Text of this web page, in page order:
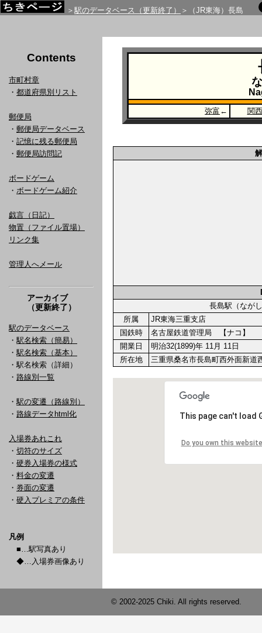
＞ 駅のデータベース（更新終了） ＞（JR東海）長島
Contents
市町村章
・ 都道府県別リスト
郵便局
・ 郵便局データベース
・ 記憶に残る郵便局
・ 郵便局訪問記
ボードゲーム
・ ボードゲーム紹介
戯言（日記）
物置（ファイル置場）
リンク集
管理人へメール
アーカイブ
（更新終了）
駅のデータベース
・ 駅名検索（簡易）
・ 駅名検索（基本）
・駅名検索（詳細）
・ 路線別一覧
・ 駅の変遷（路線別）
・ 路線データhtml化
入場券あれこれ
・ 切符のサイズ
・ 硬券入場券の様式
・ 料金の変遷
・ 券面の変遷
・ 硬入プレミアの条件
凡例
■…駅写真あり
◆…入場券画像あり
弥富 ← 関
長島駅（な
所属
JR東海三重支店
国鉄時
名古屋鉄道管理局 【ナコ】
開業日
明治32(1899)年 11月 11日
所在地
三重県桑名市長島町西外面新道
© 2002-2025 Chiki. All rights reserved.